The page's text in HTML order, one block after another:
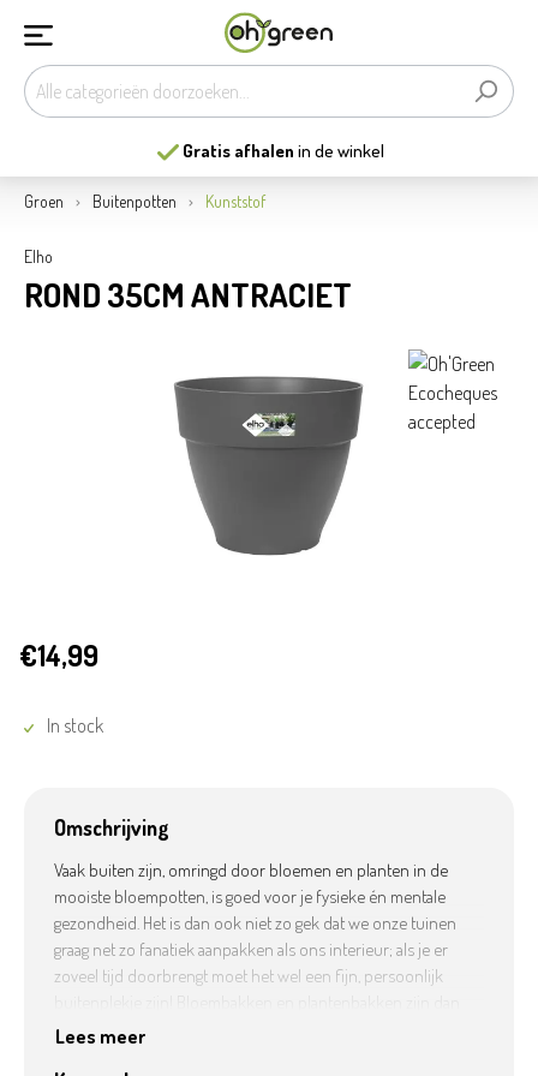
Gratis afhalen in de winkel
Groen Buitenpotten Kunststof
Elho
ROND 35CM ANTRACIET
€14,99
In stock
Omschrijving
Vaak buiten zijn, omringd door bloemen en planten in de
mooiste bloempotten, is goed voor je fysieke én mentale
gezondheid. Het is dan ook niet zo gek dat we onze tuinen
graag net zo fanatiek aanpakken als ons interieur; als je er
zoveel tijd doorbrengt moet het wel een fijn, persoonlijk
ook niet meer alleen functioneel, ze moeten passen bij onze
Lees meer